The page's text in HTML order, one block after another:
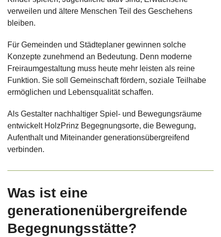
verweilen und ältere Menschen Teil des Geschehens
bleiben.
Für Gemeinden und Städteplaner gewinnen solche
Konzepte zunehmend an Bedeutung. Denn moderne
Freiraumgestaltung muss heute mehr leisten als reine
Funktion. Sie soll Gemeinschaft fördern, soziale Teilhabe
ermöglichen und Lebensqualität schaffen.
Als Gestalter nachhaltiger Spiel- und Bewegungsräume
entwickelt HolzPrinz Begegnungsorte, die Bewegung,
Aufenthalt und Miteinander generationsübergreifend
verbinden.
Was ist eine
generationenübergreifende
Begegnungsstätte?